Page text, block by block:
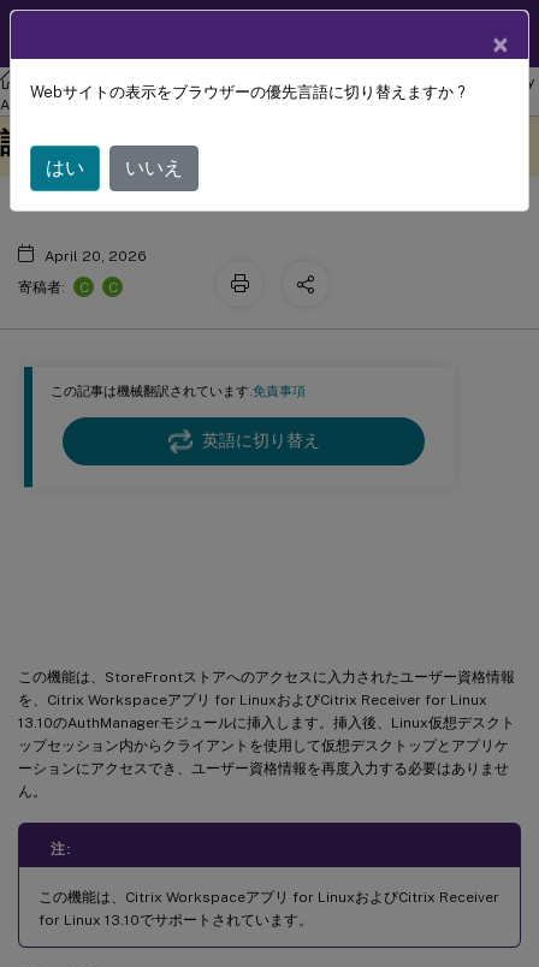
リナックス バーチャル デリバリー エージェント
Linux Virtual Delivery
Agent 2112
この記事は機械翻訳されています.免責事項
英語に切り替え
この機能は、StoreFrontストアへのアクセスに入力されたユーザー資格情報
を、Citrix Workspaceアプリ for LinuxおよびCitrix Receiver for Linux
13.10のAuthManagerモジュールに挿入します。挿入後、Linux仮想デスクト
ップセッション内からクライアントを使用して仮想デスクトップとアプリケ
ーションにアクセスでき、ユーザー資格情報を再度入力する必要はありませ
ん。
注:
この機能は、Citrix Workspaceアプリ for LinuxおよびCitrix Receiver
for Linux 13.10でサポートされています。
翻訳されています。
ダブルホップシングルサインオン認
証
April 20, 2026
寄稿者:
C C
×
Webサイトの表示をブラウザーの優先言語に切り替えますか ?
はい いいえ